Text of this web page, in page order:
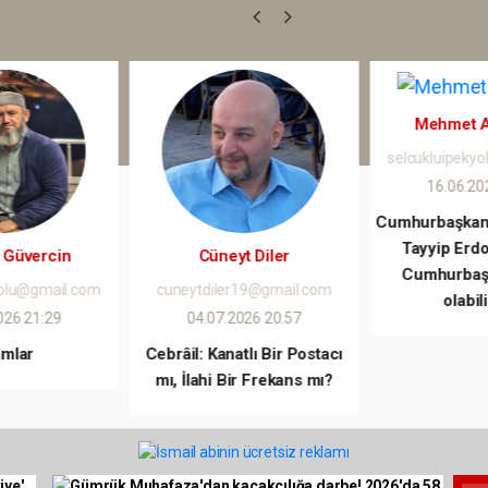
Diler
20:57
Bir Postacı
Mehmet Ali KULAT
selcukluipekyolu@gmail.com
16.06.2026 19:35
Cumhurbaşkanı Sayın Recep
Tayyip Erdoğan 3. kez
olabilir mi?
Ahmet
Bayabars'tan